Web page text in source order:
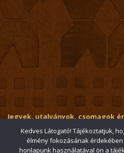
Jegyek, utalványok, csomagok
Általános érdeklődés:
Kedves Látogató! Tájékoztatjuk,
élmény fokozásának
honlapunk használatával ön a